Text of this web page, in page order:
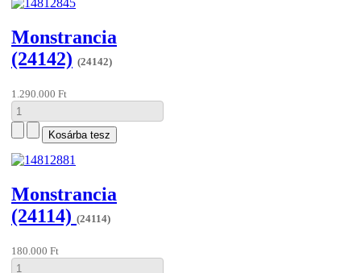
Monstrancia
(24142) (24142)
1.290.000 Ft
Monstrancia
(24114) (24114)
180.000 Ft